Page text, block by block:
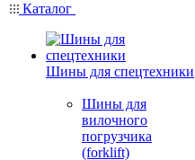
Каталог
Шины для спецтехники
Шины для
вилочного
погрузчика
(forklift)